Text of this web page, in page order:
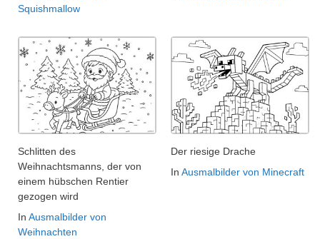
Squishmallow
Schlitten des
Weihnachtsmanns, der von
einem hübschen Rentier
gezogen wird
In Ausmalbilder von
Weihnachten
Der riesige Drache
In Ausmalbilder von Minecraft